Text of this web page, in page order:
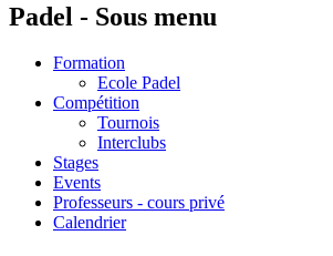
Padel - Sous menu
Formation
Ecole Padel
Compétition
Tournois
Interclubs
Stages
Events
Professeurs - cours privé
Calendrier